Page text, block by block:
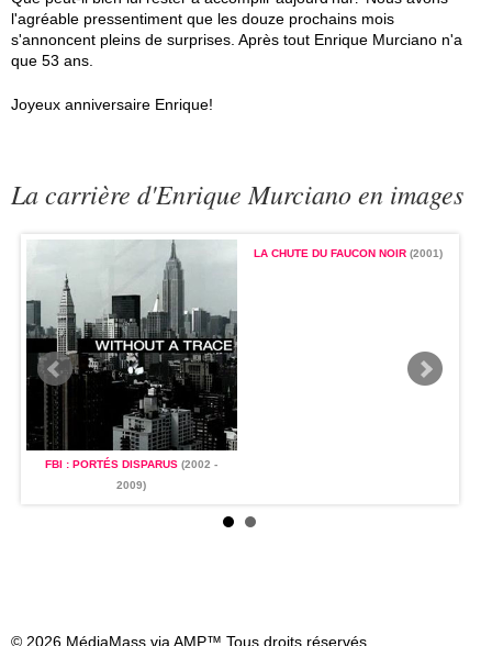
l'agréable pressentiment que les douze prochains mois
s'annoncent pleins de surprises. Après tout Enrique Murciano n'a
que 53 ans.
Joyeux anniversaire Enrique!
La carrière d'Enrique Murciano en images
FBI : PORTÉS DISPARUS (2002 -
2009)
LA CHUTE DU FAUCON NOIR(2001)
© 2026 MédiaMass via AMP™ Tous droits réservés.